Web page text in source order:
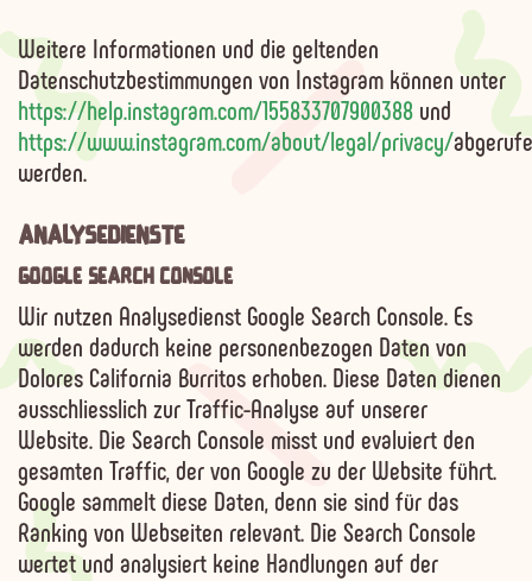
Weitere Informationen und die geltenden
Datenschutzbestimmungen von Instagram können unter
https://help.instagram.com/155833707900388 und
https://www.instagram.com/about/legal/privacy/
werden.
ANALYSEDIENSTE
GOOGLE SEARCH CONSOLE
Wir nutzen Analysedienst Google Search Console. Es
werden dadurch keine personenbezogen Datenvon
Dolores California Burritos erhoben. Diese Daten dienen
ausschliesslich zur Traffic-Analyse auf unserer
Website. Die Search Console misst und evaluiert den
gesamten Traffic, der von Google zu der Website führt.
Google sammelt diese Daten, denn sie sind für das
Ranking von Webseiten relevant. Die Search Console
wertet und analysiert keine Handlungen auf der